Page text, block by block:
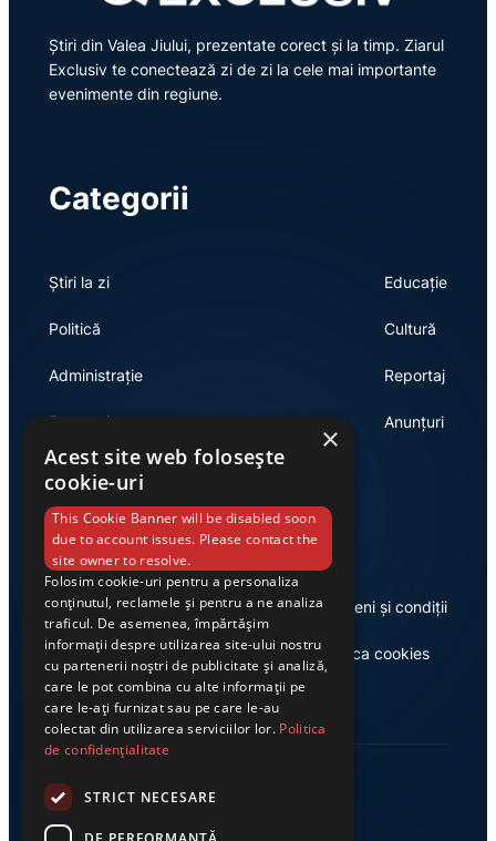
Știri din Valea Jiului, prezentate corect și la timp. Ziarul
Exclusiv te conectează zi de zi la cele mai importante
evenimente din regiune.
Categorii
Știri la zi
Politică
Administrație
Economie
Educație
Cultură
Reportaj
Anunțuri
Link-uri utile
Despre noi
Casa de editură Exclusiv
Termeni și condiții
Politica cookies
×
Acest site web folosește
cookie-uri
This Cookie Banner will be disabled soon
due to account issues. Please contact the
site owner to resolve.
Folosim cookie-uri pentru a personaliza
conținutul, reclamele și pentru a ne analiza
traficul. De asemenea, împărtășim
informații despre utilizarea site-ului nostru
cu partenerii noștri de publicitate și analiză,
care le pot combina cu alte informații pe
care le-ați furnizat sau pe care le-au
colectat din utilizarea serviciilor lor. Politica
de confidențialitate
STRICT NECESARE